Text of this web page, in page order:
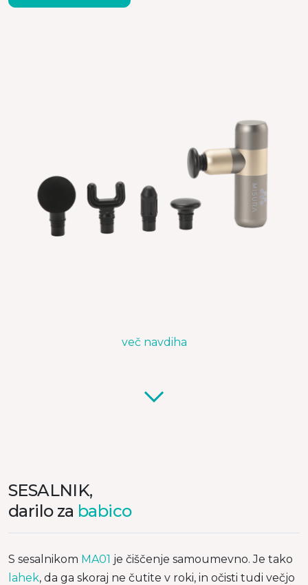
več navdiha
SESALNIK,
darilo za babico
S sesalnikom MA01 je čiščenje samoumevno. Je tako
lahek, da ga skoraj ne čutite v roki, in očisti tudi večjo